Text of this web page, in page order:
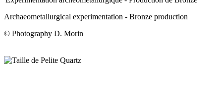
Archaeometallurgical experimentation - Bronze production
© Photography D. Morin